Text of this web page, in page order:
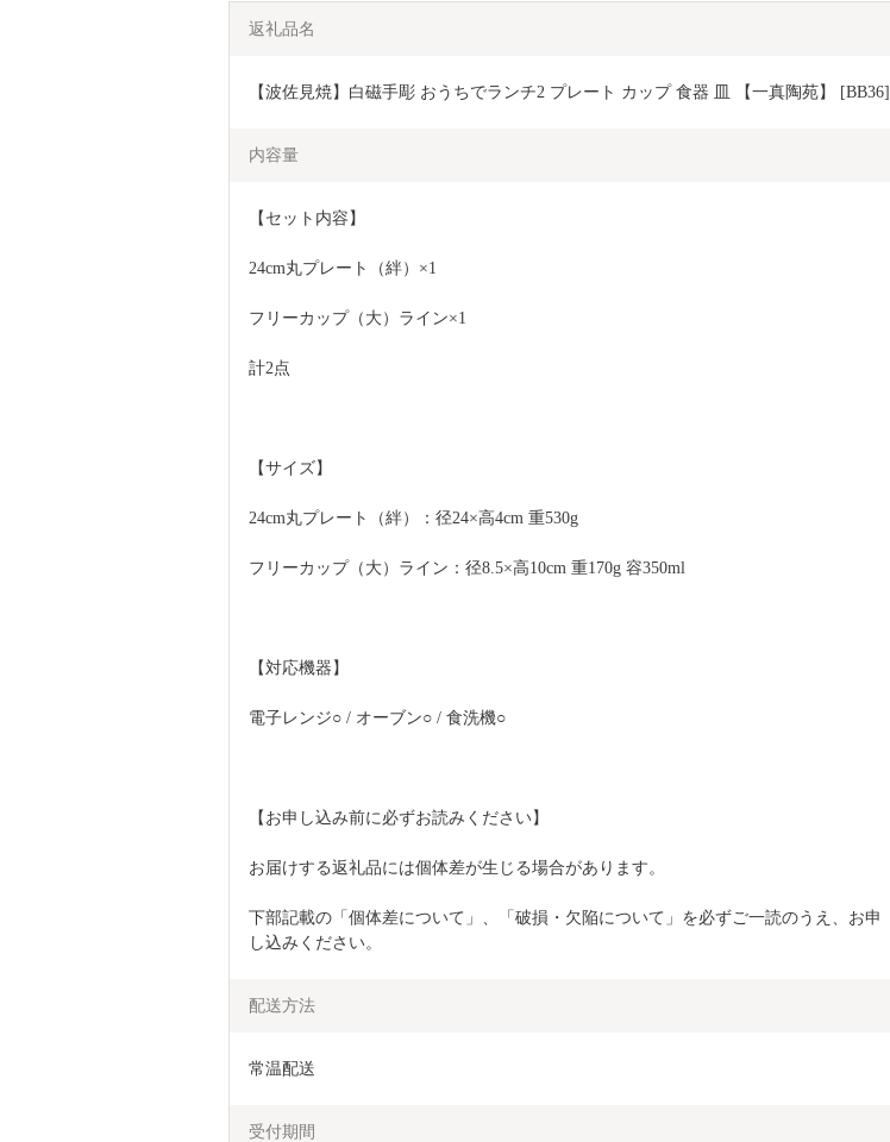
返礼品名
【波佐見焼】白磁手彫 おうちでランチ2 プレート カップ 食器 皿 【一真陶苑】 [BB36]
内容量
【セット内容】
24cm丸プレート（絆）×1
フリーカップ（大）ライン×1
計2点
【サイズ】
24cm丸プレート（絆）：径24×高4cm 重530g
フリーカップ（大）ライン：径8.5×高10cm 重170g 容350ml
【対応機器】
電子レンジ○ / オーブン○ / 食洗機○
【お申し込み前に必ずお読みください】
お届けする返礼品には個体差が生じる場合があります。
下部記載の「個体差について」、「破損・欠陥について」を必ずご一読のうえ、お申
し込みください。
配送方法
常温配送
受付期間